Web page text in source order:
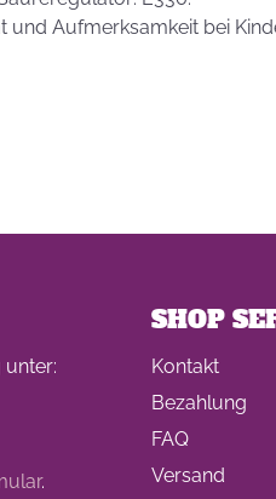
und Aufmerksamkeit bei
.
SHOP
Kontakt
Bezahlung
FAQ
Versand